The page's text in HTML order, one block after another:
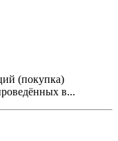
(покупка)
в...